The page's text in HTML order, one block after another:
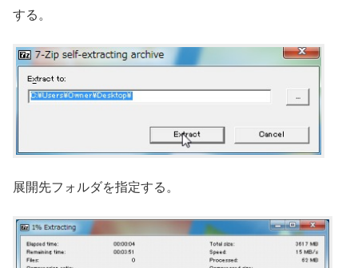
する。
展開先フォルダを指定する。